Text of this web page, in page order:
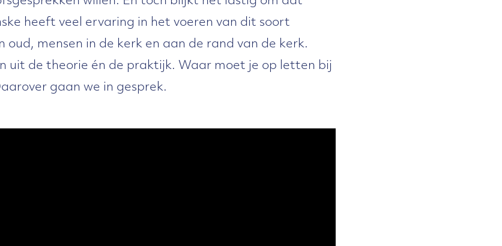
heeft veel ervaring in het voeren van dit soort
oud, mensen in de kerk en aan de rand van de kerk.
uit de theorie én de praktijk. Waar moet je op letten bij
gaan we in gesprek.